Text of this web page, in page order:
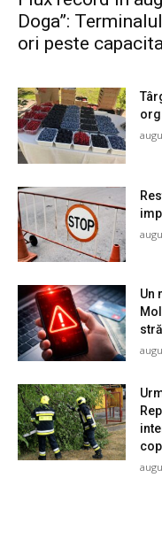
Doga”:
ori peste
Un